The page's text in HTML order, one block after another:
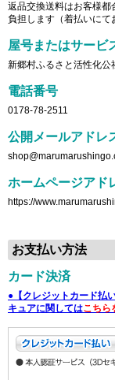
返品交換送料はお客様
負担します（着払いにて
屋号またはサービ
新郷村ふるさと活性化公
電話番号
0178-78-2511
公開メールアドレ
ホームページアド
https://
お支払い方法
カード決済
●【クレジットカード払
キュアに関してはこちら